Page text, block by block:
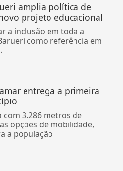
amplia política de
projeto educacional
a inclusão em toda a
como referência em
entrega a primeira
com 3.286 metros de
opções de mobilidade,
a população